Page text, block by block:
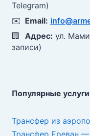
Telegram)
✉️ Email:
🏢
Адрес: ул.
записи)
Популярные услуги
Трансфер из
Трансфер Ереван